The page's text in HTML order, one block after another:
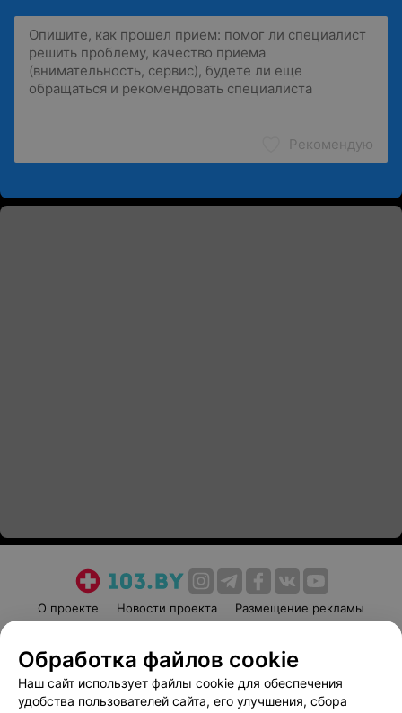
Рекомендую
О проекте Новости проекта
Размещение рекламы
Пользовательское соглашение
Способы оплаты
Вакансии
Партнеры
Написать руководителю 103.by
Обработка файлов cookie
Наш сайт использует файлы cookie для обеспечения
удобства пользователей сайта, его улучшения, сбора